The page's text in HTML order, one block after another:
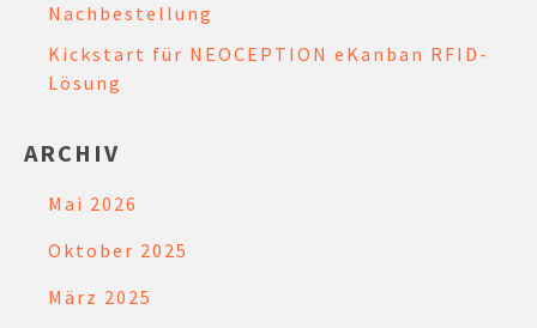
Nachbestellung
Kickstart für NEOCEPTION eKanban RFID-
Lösung
ARCHIV
Mai 2026
Oktober 2025
März 2025